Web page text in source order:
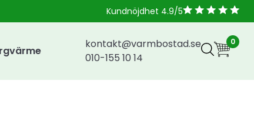
Kundnöjdhet 4.9/5
kontakt@varmbostad.se
010-155 10 14
0